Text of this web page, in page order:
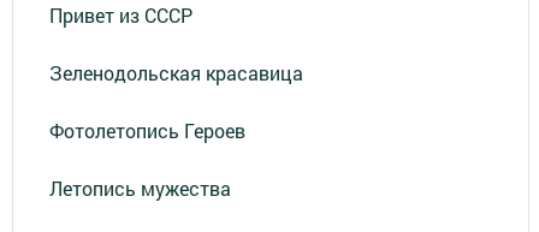
Привет из СССР
Зеленодольская красавица
Фотолетопись Героев
Летопись мужества